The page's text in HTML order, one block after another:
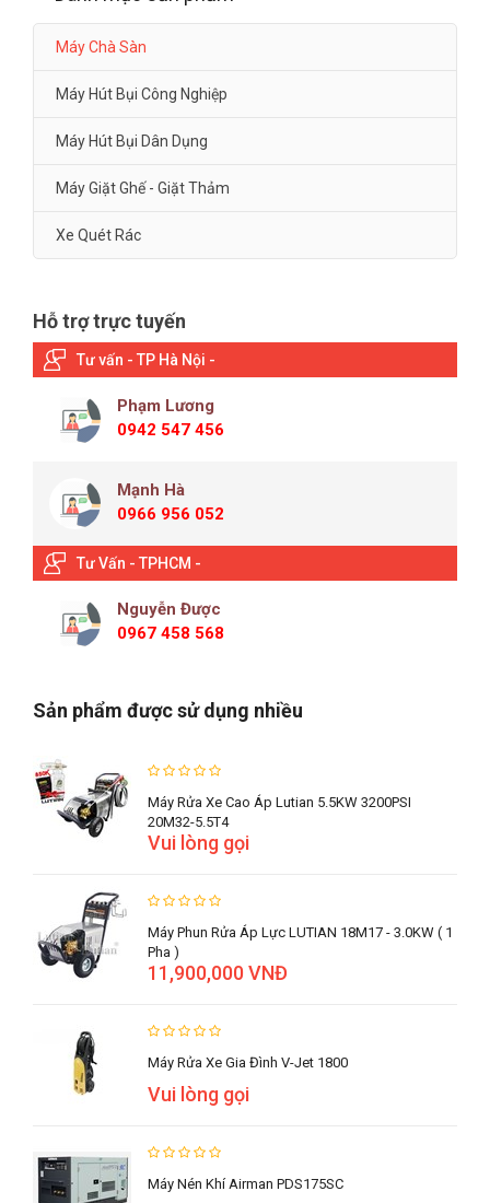
Máy Chà Sàn
Máy Hút Bụi Công Nghiệp
Máy Hút Bụi Dân Dụng
Máy Giặt Ghế - Giặt Thảm
Xe Quét Rác
Hỗ trợ trực tuyến
Tư vấn - TP Hà Nội -
Phạm Lương
0942 547 456
Mạnh Hà
0966 956 052
Tư Vấn - TPHCM -
Nguyễn Được
0967 458 568
Sản phẩm được sử dụng nhiều
Máy Rửa Xe Cao Áp Lutian 5.5KW 3200PSI
20M32-5.5T4
Vui lòng gọi
Máy Phun Rửa Áp Lực LUTIAN 18M17 - 3.0KW ( 1
Pha )
11,900,000 VNĐ
Máy Rửa Xe Gia Đình V-Jet 1800
Vui lòng gọi
Máy Nén Khí Airman PDS175SC